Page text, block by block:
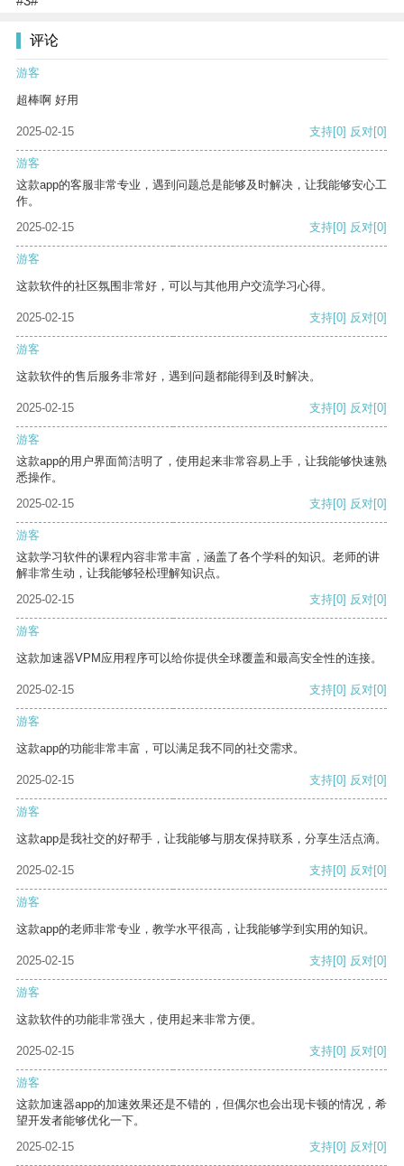
评论
游客
超棒啊 好用
2025-02-15 支持[0] 反对[0]
游客
这款app的客服非常专业，遇到问题总是能够及时解决，让我能够安心工
作。
2025-02-15
支持[0] 反对[0]
游客
这款软件的社区氛围非常好，可以与其他用户交流学习心得。
2025-02-15 支持[0] 反对[0]
游客
这款软件的售后服务非常好，遇到问题都能得到及时解决。
2025-02-15 支持[0] 反对[0]
游客
这款app的用户界面简洁明了，使用起来非常容易上手，让我能够快速熟
悉操作。
2025-02-15
支持[0] 反对[0]
游客
这款学习软件的课程内容非常丰富，涵盖了各个学科的知识。老师的讲
解非常生动，让我能够轻松理解知识点。
2025-02-15
支持[0] 反对[0]
游客
这款加速器VPM应用程序可以给你提供全球覆盖和最高安全性的连接。
2025-02-15 支持[0] 反对[0]
游客
这款app的功能非常丰富，可以满足我不同的社交需求。
2025-02-15 支持[0] 反对[0]
游客
这款app是我社交的好帮手，让我能够与朋友保持联系，分享生活点滴。
2025-02-15 支持[0] 反对[0]
游客
这款app的老师非常专业，教学水平很高，让我能够学到实用的知识。
2025-02-15 支持[0] 反对[0]
游客
这款软件的功能非常强大，使用起来非常方便。
2025-02-15 支持[0] 反对[0]
游客
这款加速器app的加速效果还是不错的，但偶尔也会出现卡顿的情况，希
望开发者能够优化一下。
2025-02-15
支持[0] 反对[0]